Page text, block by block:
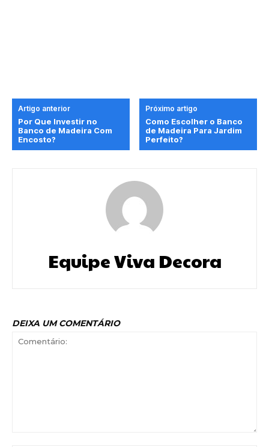
Artigo anterior
Por Que Investir no
Banco de Madeira Com
Encosto?
Próximo artigo
Como Escolher o Banco
de Madeira Para Jardim
Perfeito?
Equipe Viva Decora
DEIXA UM COMENTÁRIO